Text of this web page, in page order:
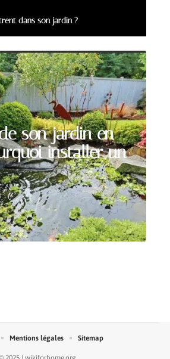
dans son jardin ?
son jardin en
installer un
Mentions légales Sitemap